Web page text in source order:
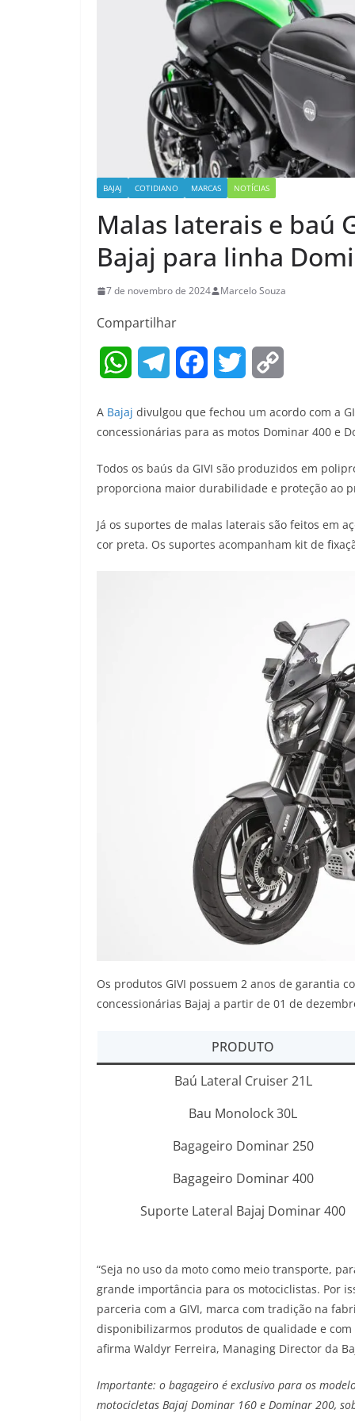
BAJAJ COTIDIANO MARCAS NOTÍCIAS
Malas laterais e baú
Bajaj para linha
7 de novembro de 2024 Marcelo Souza
Compartilhar
W
a
s
A
p
l
g
r
a
c
b
o
o
i
t
e
r
p
L
i
n
A Bajaj divulgou que fechou um acordo com a
concessionárias para as motos Dominar 400 e
Todos os baús da GIVI são produzidos em
proporciona maior durabilidade e proteção ao
Já os suportes de malas laterais são feitos em
cor preta. Os suportes acompanham kit de
Os produtos GIVI possuem 2 anos de garantia
concessionárias Bajaj a partir de 01 de
PRODUTO
Baú Lateral Cruiser 21L
Bau Monolock 30L
Bagageiro Dominar 250
Bagageiro Dominar 400
Suporte Lateral Bajaj Dominar 400
“Seja no uso da moto como meio transporte,
grande importância para os motociclistas. Por
parceria com a GIVI, marca com tradição na
disponibilizarmos produtos de qualidade e
afirma Waldyr Ferreira, Managing Director da
Importante: o bagageiro é exclusivo para os
motocicletas Bajaj Dominar 160 e Dominar 200,